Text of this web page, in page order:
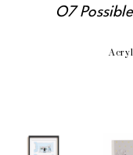
O7